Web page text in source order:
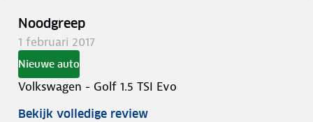
Noodgreep
1 februari 2017
Nieuwe auto
Volkswagen - Golf 1.5 TSI Evo
Bekijk volledige review